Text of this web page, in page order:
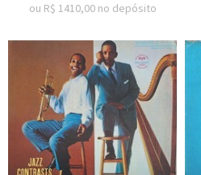
ou R$ 1410,00 no depósito